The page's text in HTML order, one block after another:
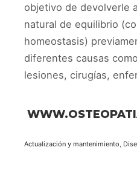
objetivo de devolverle
natural de equilibrio
homeostasis)
diferentes causas
lesiones, cirugías,
Actualización y mantenimiento